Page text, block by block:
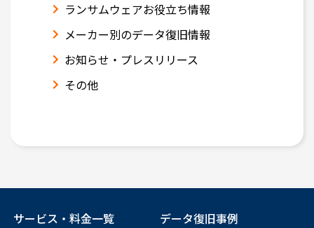
ランサムウェアお役立ち情報
メーカー別のデータ復旧情報
お知らせ・プレスリリース
その他
サービス・料金一覧
データ復旧事例